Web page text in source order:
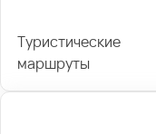
Туристические
маршруты